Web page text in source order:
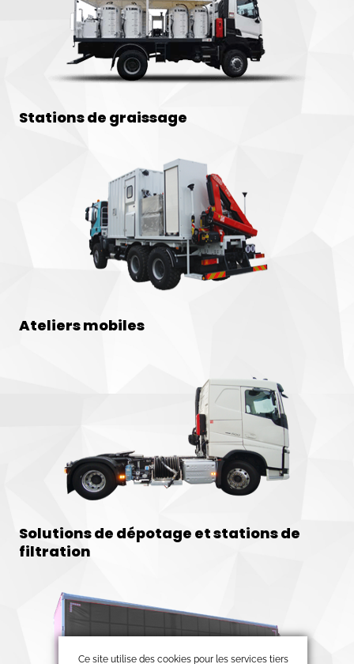
Stations de graissage
Ateliers mobiles
Solutions de dépotage et stations de
filtration
Ce site utilise des cookies pour les services tiers